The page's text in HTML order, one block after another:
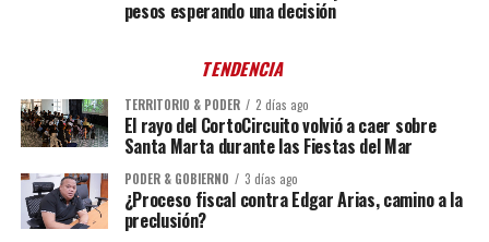
pesos esperando una decisión
TENDENCIA
TERRITORIO & PODER 2 días ago
El rayo del CortoCircuito volvió a caer sobre
Santa Marta durante las Fiestas del Mar
PODER & GOBIERNO 3 días ago
¿Proceso fiscal contra Edgar Arias, camino a la
preclusión?